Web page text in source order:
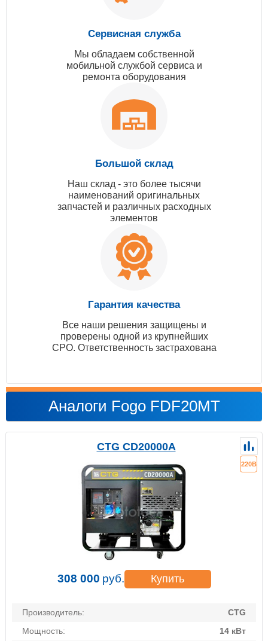
Сервисная служба
Мы обладаем собственной
мобильной службой сервиса и
ремонта оборудования
Большой склад
Наш склад - это более тысячи
наименований оригинальных
запчастей и различных расходных
элементов
Гарантия качества
Все наши решения защищены и
проверены одной из крупнейших
СРО. Ответственность застрахована
Аналоги Fogo FDF20MT
CTG CD20000A
220В
308 000 руб. Купить
Производитель:
CTG
Мощность:
14 кВт